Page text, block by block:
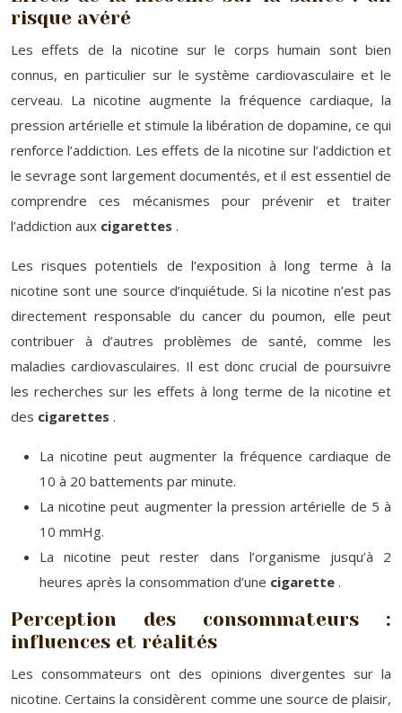
risque avéré
Les effets de la nicotine sur le corps humain sont bien
connus, en particulier sur le système cardiovasculaire et le
cerveau. La nicotine augmente la fréquence cardiaque, la
pression artérielle et stimule la libération de dopamine, ce qui
renforce l’addiction. Les effets de la nicotine sur l’addiction et
le sevrage sont largement documentés, et il est essentiel de
comprendre ces mécanismes pour prévenir et traiter
l’addiction aux cigarettes .
Les risques potentiels de l’exposition à long terme à la
nicotine sont une source d’inquiétude. Si la nicotine n’est pas
directement responsable du cancer du poumon, elle peut
contribuer à d’autres problèmes de santé, comme les
maladies cardiovasculaires. Il est donc crucial de poursuivre
les recherches sur les effets à long terme de la nicotine et
des cigarettes .
La nicotine peut augmenter la fréquence cardiaque de
10 à 20 battements par minute.
La nicotine peut augmenter la pression artérielle de 5 à
10 mmHg.
La nicotine peut rester dans l’organisme jusqu’à 2
heures après la consommation d’une cigarette .
Perception des consommateurs :
influences et réalités
Les consommateurs ont des opinions divergentes sur la
nicotine. Certains la considèrent comme une source de plaisir,